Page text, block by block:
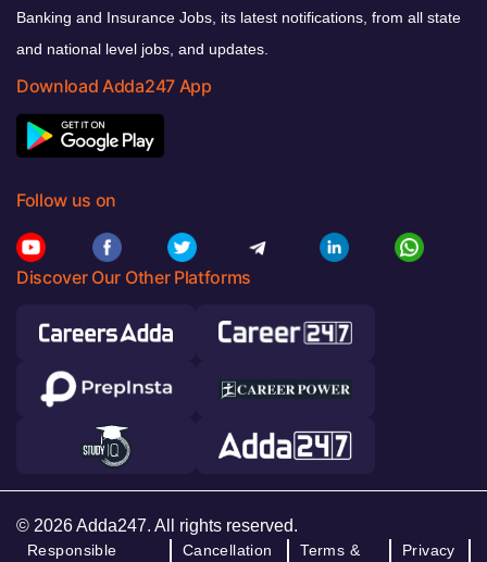
Banking and Insurance Jobs, its latest notifications, from all state
and national level jobs, and updates.
Download Adda247 App
Follow us on
Discover Our Other Platforms
© 2026 Adda247. All rights reserved.
Responsible Cancellation Terms & Privacy